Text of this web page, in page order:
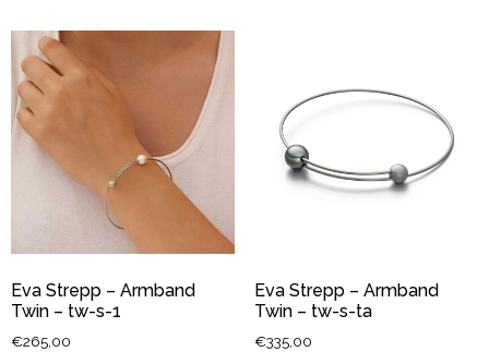
Eva Strepp – Armband
Twin – tw-s-1
€265,00
Eva Strepp – Armband
Twin – tw-s-ta
€335,00